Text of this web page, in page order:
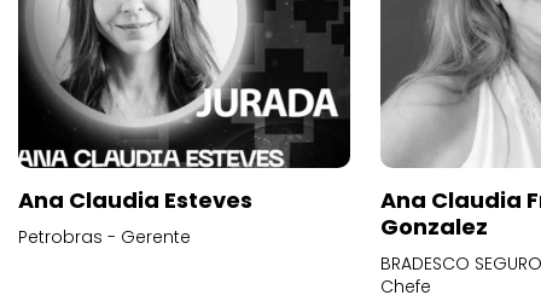
Ana Claudia Esteves
Petrobras - Gerente
Ana Claudia
Gonzalez
BRADESCO
Chefe